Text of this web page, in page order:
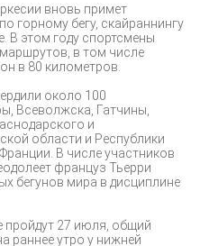
вновь примет
горному бегу, скайраннингу
В этом году спортсмены
в том числе
в 80 километров.
около 100
Всеволжска, Гатчины,
и
области и Республики
В числе участников
француз Тьерри
бегунов мира в дисциплине
пройдут 27 июля, общий
раннее утро у нижней